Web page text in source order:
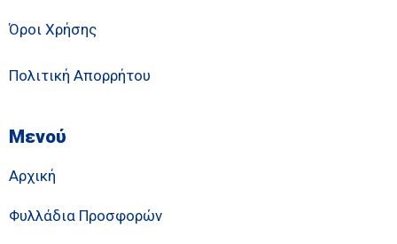
Όροι Χρήσης
Πολιτική Απορρήτου
Μενού
Αρχική
Φυλλάδια Προσφορών